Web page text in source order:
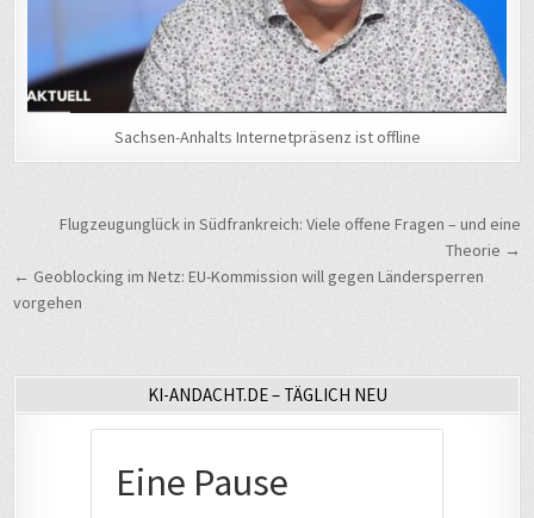
Sachsen-Anhalts Internetpräsenz ist offline
Beitragsnavigation
Flugzeugunglück in Südfrankreich: Viele offene Fragen – und eine
Theorie →
← Geoblocking im Netz: EU-Kommission will gegen Ländersperren
vorgehen
KI-ANDACHT.DE – TÄGLICH NEU